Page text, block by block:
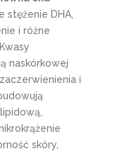
stężenie DHA,
i różne
naskórkowej
i
skóry,